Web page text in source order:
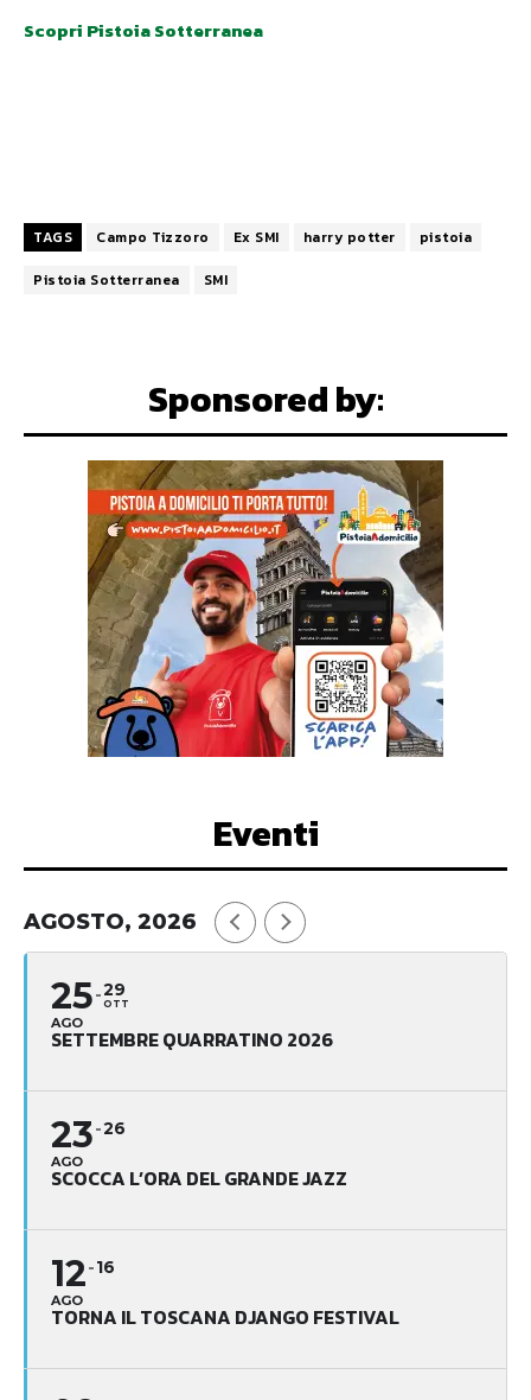
Scopri Pistoia Sotterranea
TAGS Campo Tizzoro Ex SMI harry potter
pistoia
Pistoia Sotterranea
SMI
Sponsored by:
Eventi
AGOSTO, 2026
25
AGO
29
OTT
SETTEMBRE QUARRATINO 2026
23
AGO
26
SCOCCA L’ORA DEL GRANDE JAZZ
12
AGO
16
TORNA IL TOSCANA DJANGO FESTIVAL